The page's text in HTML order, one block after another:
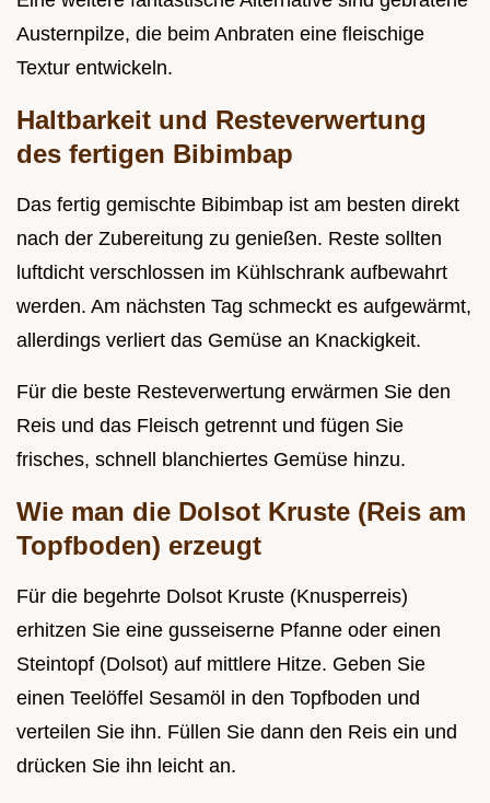
Austernpilze, die beim Anbraten eine fleischige
Textur entwickeln.
Haltbarkeit und Resteverwertung
des fertigen Bibimbap
Das fertig gemischte Bibimbap ist am besten direkt
nach der Zubereitung zu genießen. Reste sollten
luftdicht verschlossen im Kühlschrank aufbewahrt
werden. Am nächsten Tag schmeckt es aufgewärmt,
allerdings verliert das Gemüse an Knackigkeit.
Für die beste Resteverwertung erwärmen Sie den
Reis und das Fleisch getrennt und fügen Sie
frisches, schnell blanchiertes Gemüse hinzu.
Wie man die Dolsot Kruste (Reis am
Topfboden) erzeugt
Für die begehrte Dolsot Kruste (Knusperreis)
erhitzen Sie eine gusseiserne Pfanne oder einen
Steintopf (Dolsot) auf mittlere Hitze. Geben Sie
einen Teelöffel Sesamöl in den Topfboden und
verteilen Sie ihn. Füllen Sie dann den Reis ein und
drücken Sie ihn leicht an.